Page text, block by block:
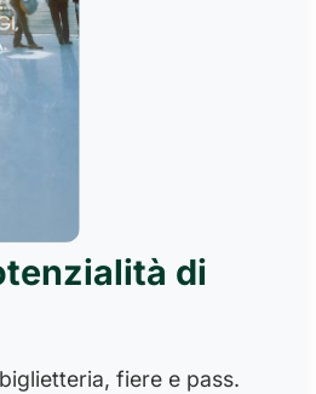
di
fiere e pass.